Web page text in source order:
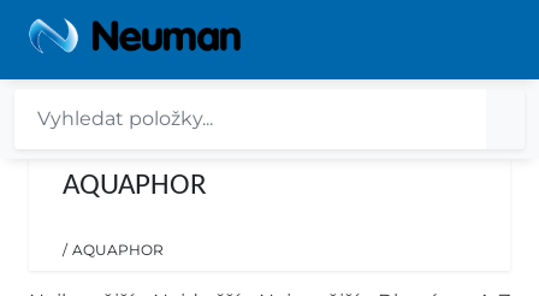
AQUAPHOR
/ AQUAPHOR